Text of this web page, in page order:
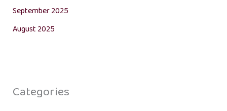
September 2025
August 2025
Categories